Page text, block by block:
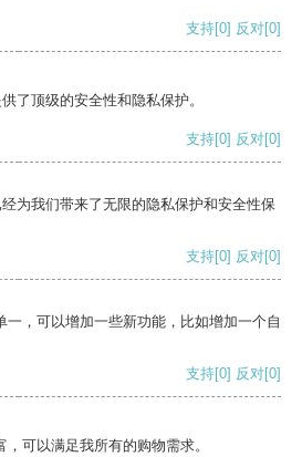
支持[0] 反对[0]
了顶级的安全性和隐私保护。
支持[0] 反对[0]
为我们带来了无限的隐私保护和安全性保
支持[0] 反对[0]
一，可以增加一些新功能，比如增加一个自
支持[0] 反对[0]
可以满足我所有的购物需求。